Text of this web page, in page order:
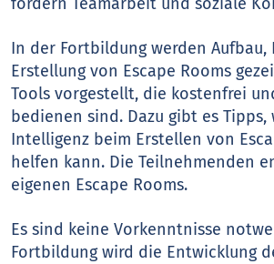
In der Fortbildung werden Aufbau,
Erstellung von Escape Rooms
Tools vorgestellt, die kostenfrei
bedienen sind. Dazu gibt es
Intelligenz beim Erstellen von
helfen kann. Die Teilnehmenden
eigenen Escape Rooms.
Es sind keine Vorkenntnisse
Fortbildung wird die Entwicklung